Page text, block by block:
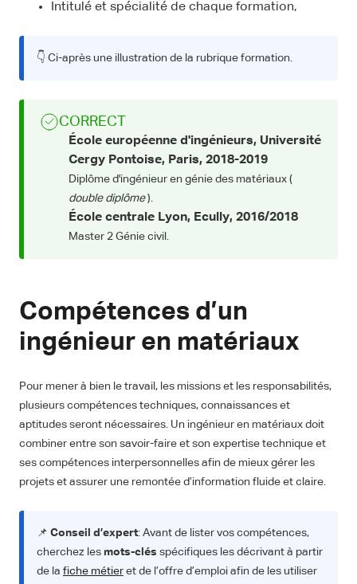
Intitulé et spécialité de chaque formation,
👇 Ci-après une illustration de la rubrique formation.
CORRECT
École européenne d'ingénieurs, Université
Cergy Pontoise, Paris, 2018-2019
Diplôme d'ingénieur en génie des matériaux (
double diplôme).
École centrale Lyon, Ecully, 2016/2018
Master 2 Génie civil.
Compétences d’un
ingénieur en matériaux
Pour mener à bien le travail, les missions et les responsabilités,
plusieurs compétences techniques, connaissances et
aptitudes seront nécessaires. Un ingénieur en matériaux doit
combiner entre son savoir-faire et son expertise technique et
ses compétences interpersonnelles afin de mieux gérer les
projets et assurer une remontée d’information fluide et claire.
📌 Conseil d’expert: Avant de lister vos compétences,
cherchez les mots-clés spécifiques les décrivant à partir
de la fiche métier et de l’offre d’emploi afin de les utiliser